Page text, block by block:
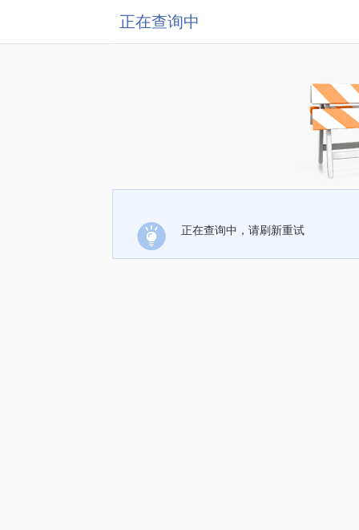
正在查询中
正在查询中，请刷新重试